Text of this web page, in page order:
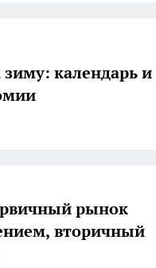
календарь и
рынок
вторичный